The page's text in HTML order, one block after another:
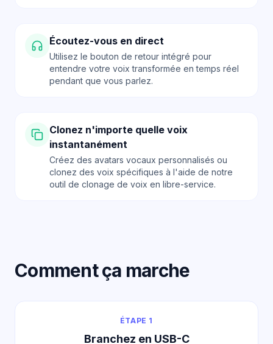
Écoutez-vous en direct
Utilisez le bouton de retour intégré pour
entendre votre voix transformée en temps réel
pendant que vous parlez.
Clonez n'importe quelle voix
instantanément
Créez des avatars vocaux personnalisés ou
clonez des voix spécifiques à l'aide de notre
outil de clonage de voix en libre-service.
Comment ça marche
ÉTAPE 1
Branchez en USB-C